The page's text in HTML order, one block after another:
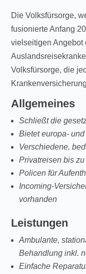
Die Volksfürsorge,
fusionierte Anfang
vielseitigen Angebot
Volksfürsorge, die
Allgemeines
Schließt die
Bietet europa-
Verschiedene,
Privatreisen bis
Policen für
Incoming-
vorhanden
Leistungen
Ambulante,
Behandlung inkl.
Einfache